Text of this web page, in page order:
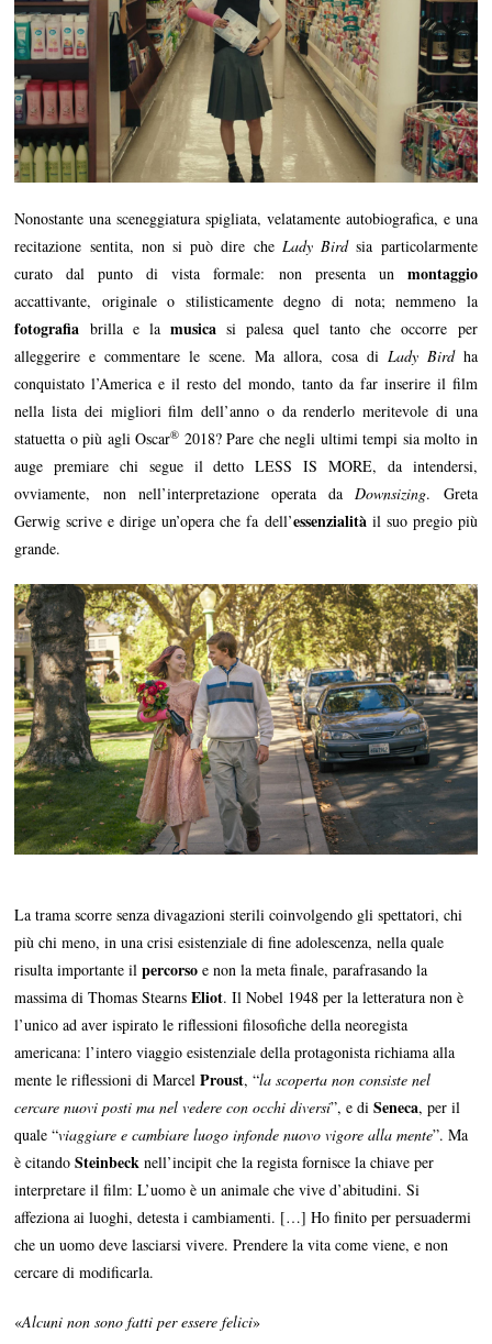
Nonostante una sceneggiatura spigliata, velatamente autobiografica, e una
recitazione sentita, non si può dire che Lady Birdsia particolarmente
curato dal punto di vista formale: non presenta un montaggio
accattivante, originale o stilisticamente degno di nota; nemmeno la
fotografia brilla e la musicasi palesa quel tanto che occorre per
alleggerire e commentare le scene. Ma allora, cosa di Lady Birdha
conquistato l’America e il resto del mondo, tanto da far inserire il film
nella lista dei migliori film dell’anno o da renderlo meritevole di una
statuetta o più agli Oscar® 2018? Pare che negli ultimi tempi sia molto in
auge premiare chi segue il detto LESS IS MORE, da intendersi,
ovviamente, non nell’interpretazione operata daDownsizing. Greta
Gerwig scrive e dirige un’opera che fa dell’essenzialitàil suo pregio più
grande.
La trama scorre senza divagazioni sterili coinvolgendo gli spettatori, chi
più chi meno, in una crisi esistenziale di fine adolescenza, nella quale
risulta importante ilpercorso e non la meta finale, parafrasando la
massima di Thomas StearnsEliot. Il Nobel 1948 per la letteratura non è
l’unico ad aver ispirato le riflessioni filosofiche della neoregista
americana: l’intero viaggio esistenziale della protagonista richiama alla
mente le riflessioni di MarcelProust, “la scoperta non consiste nel
cercare nuovi posti ma nel vedere con occhi diversi”, e diSeneca, per il
quale “viaggiare e cambiare luogo infonde nuovo vigore alla mente”. Ma
è citandoSteinbeck nell’incipit che la regista fornisce la chiave per
interpretare il film: L’uomo è un animale che vive d’abitudini. Si
affeziona ai luoghi, detesta i cambiamenti. […] Ho finito per persuadermi
che un uomo deve lasciarsi vivere. Prendere la vita come viene, e non
cercare di modificarla.
«Alcuni non sono fatti per essere felici»